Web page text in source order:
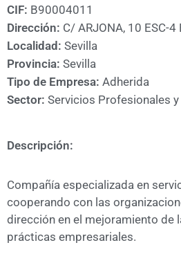
SERVICIOS
COMUNICACIÓN
EMPRESAS
VOLVER
CIF: B90004011
Dirección: C/ ARJONA, 10 ESC-4
Localidad: Sevilla
Provincia: Sevilla
Tipo de Empresa: Adherida
Sector: Servicios Profesionales
Descripción:
Compañía especializada en
cooperando con las
dirección en el mejoramiento de
prácticas empresariales.